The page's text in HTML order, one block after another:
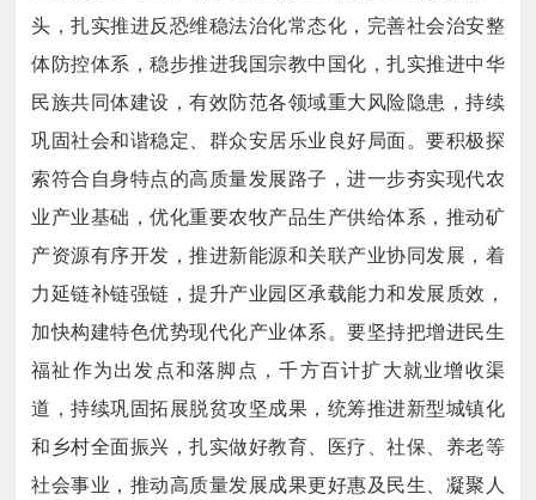
头，扎实推进反恐维稳法治化常态化，完善社会治安整
体防控体系，稳步推进我国宗教中国化，扎实推进中华
民族共同体建设，有效防范各领域重大风险隐患，持续
巩固社会和谐稳定、群众安居乐业良好局面。要积极探
索符合自身特点的高质量发展路子，进一步夯实现代农
业产业基础，优化重要农牧产品生产供给体系，推动矿
产资源有序开发，推进新能源和关联产业协同发展，着
力延链补链强链，提升产业园区承载能力和发展质效，
加快构建特色优势现代化产业体系。要坚持把增进民生
福祉作为出发点和落脚点，千方百计扩大就业增收渠
道，持续巩固拓展脱贫攻坚成果，统筹推进新型城镇化
和乡村全面振兴，扎实做好教育、医疗、社保、养老等
社会事业，推动高质量发展成果更好惠及民生、凝聚人